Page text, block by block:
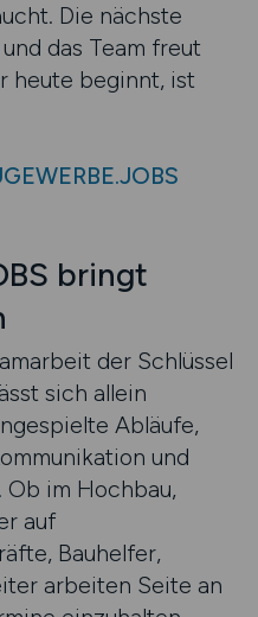
Die nächste
das Team freut
heute beginnt, ist
bringt
der Schlüssel
sich allein
Abläufe,
und
Ob im Hochbau,
auf
Bauhelfer,
arbeiten Seite an